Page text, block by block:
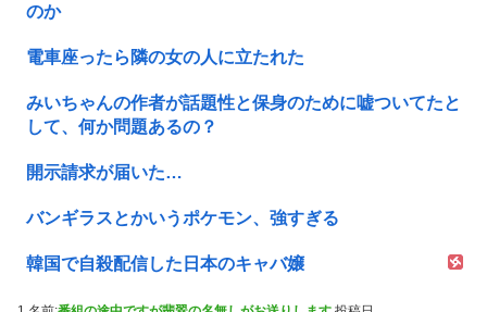
のか
電車座ったら隣の女の人に立たれた
みいちゃんの作者が話題性と保身のために嘘ついてたと
して、何か問題あるの？
開示請求が届いた…
バンギラスとかいうポケモン、強すぎる
韓国で自殺配信した日本のキャバ嬢